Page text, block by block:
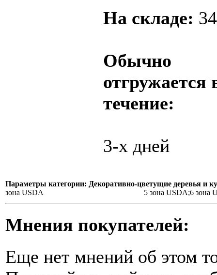
На складе: 34
Обычно
отгружается
течение:
3-х дней
Параметры категории: Декоративно-цветущие деревья и
зона USDA
5 зона USDA;6 зона
Мнения покупателей:
Еще нет мнений об этом